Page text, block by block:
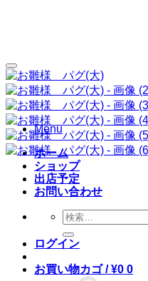
Menu
ホーム
ショップ
出店予定
お問い合わせ
検
索
対
象:
ログイン
お買い物カゴ /¥0 0